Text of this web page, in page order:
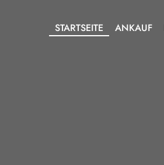
STARTSEITE ANKAUF